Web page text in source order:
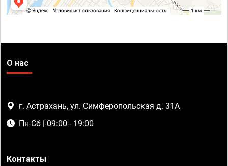
О нас
г. Астрахань, ул. Симферопольская д. 31А
Пн-Сб | 09:00 - 19:00
Контакты